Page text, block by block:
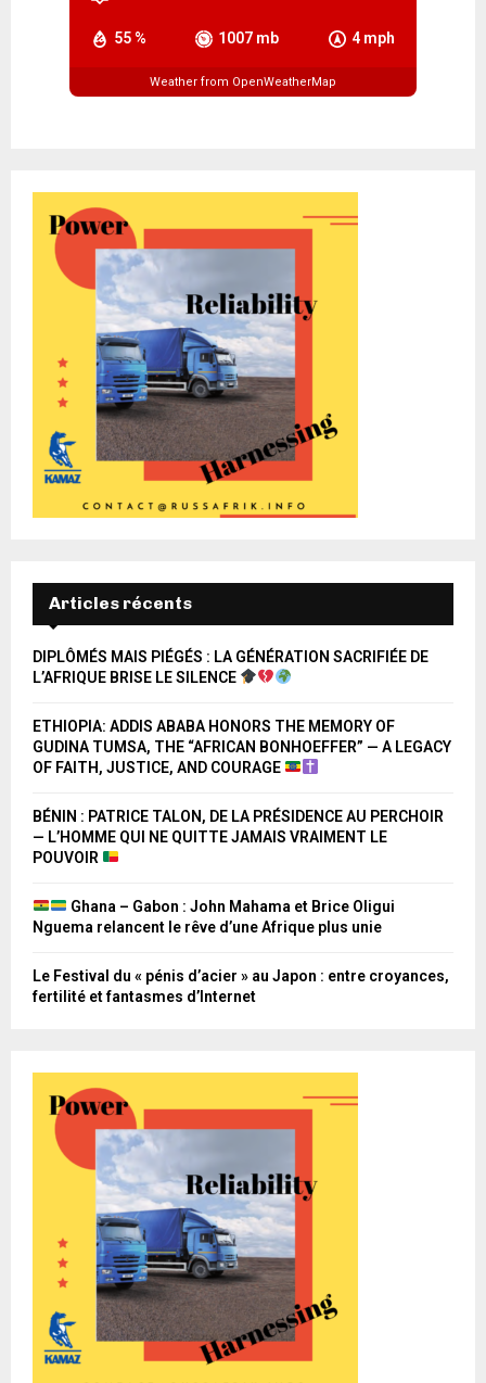
55 % 1007 mb 4 mph
Weather from OpenWeatherMap
Articles récents
DIPLÔMÉS MAIS PIÉGÉS : LA GÉNÉRATION SACRIFIÉE DE
L’AFRIQUE BRISE LE SILENCE
ETHIOPIA: ADDIS ABABA HONORS THE MEMORY OF
GUDINA TUMSA, THE “AFRICAN BONHOEFFER” — A LEGACY
OF FAITH, JUSTICE, AND COURAGE
BÉNIN : PATRICE TALON, DE LA PRÉSIDENCE AU PERCHOIR
— L’HOMME QUI NE QUITTE JAMAIS VRAIMENT LE
POUVOIR
Ghana – Gabon : John Mahama et Brice Oligui
Nguema relancent le rêve d’une Afrique plus unie
Le Festival du « pénis d’acier » au Japon : entre croyances,
fertilité et fantasmes d’Internet